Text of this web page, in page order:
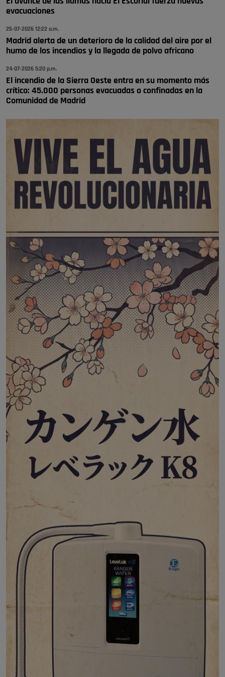
🔴 EXCLUSIVA | El comisario de la …
evacuaciones
25-07-2026 12:22 a.m.
Madrid alerta de un deterioro de la calidad del aire por el
humo de los incendios y la llegada de polvo africano
24-07-2026 5:20 p.m.
El incendio de la Sierra Oeste entra en su momento más
crítico: 45.000 personas evacuadas o confinadas en la
Comunidad de Madrid